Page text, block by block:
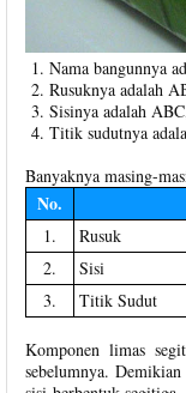
Nama bangunnya
Rusuknya adalah
Sisinya adalah
Titik sudutnya
Banyaknya masing-
No.
1. Rusuk
2.
Sisi
3.
Titik Sudut
Komponen limas
sebelumnya.